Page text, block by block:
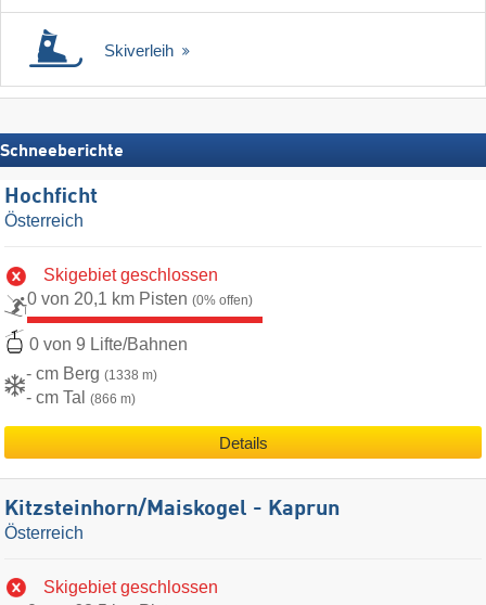
Skiverleih
Schneeberichte
Hochficht
Österreich
Skigebiet geschlossen
0 von 20,1 km Pisten (0% offen)
0 von 9 Lifte/Bahnen
- cm Berg (1338 m)
- cm Tal (866 m)
Details
Kitzsteinhorn/​Maiskogel - Kaprun
Österreich
Skigebiet geschlossen